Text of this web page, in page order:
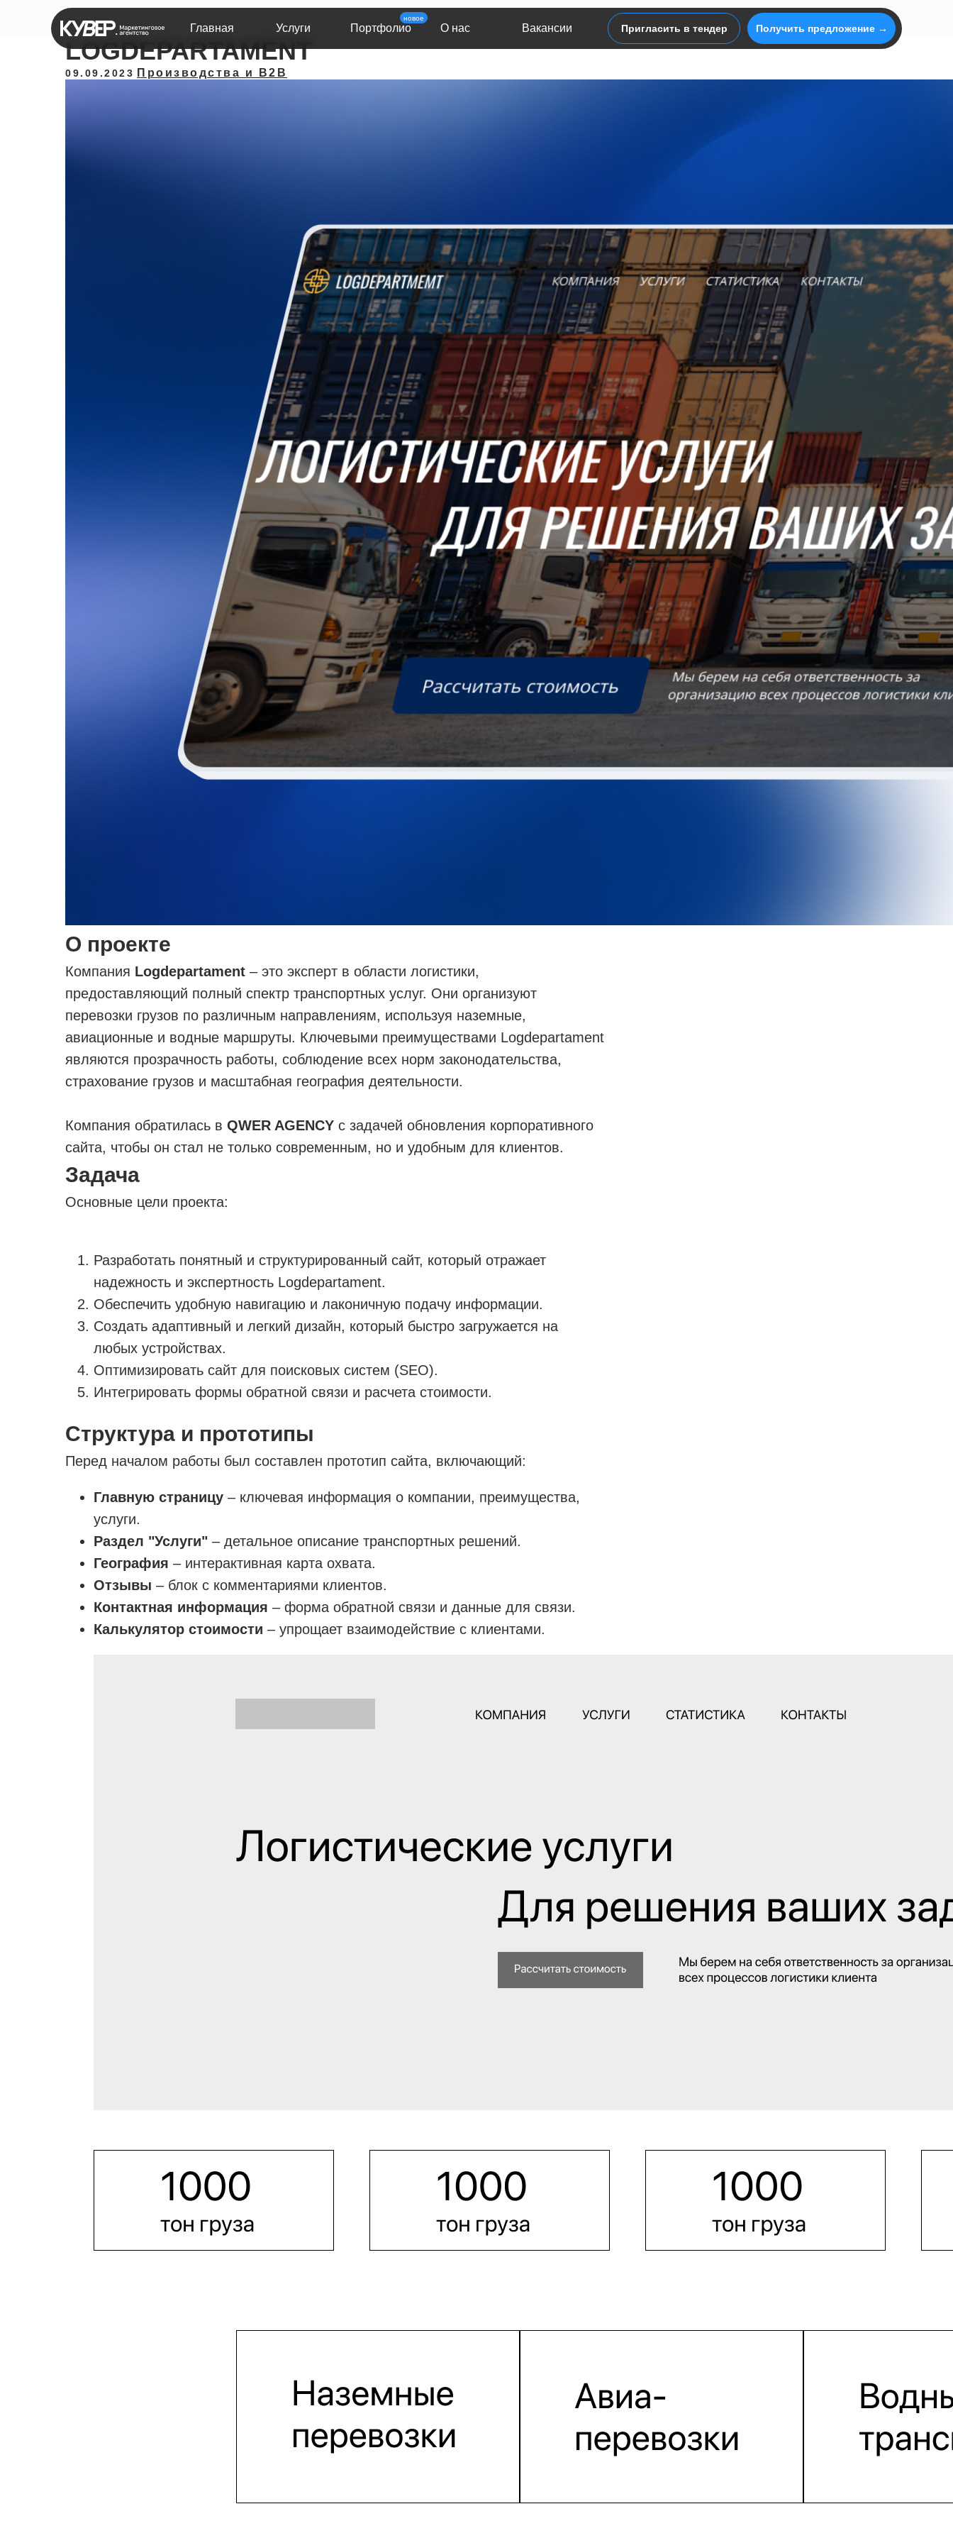
Получить предложение →
Пригласить в тендер
Услуги О нас
Портфолио Вакансии
Главная
новое
LOGDEPARTAMENT
09.09.2023 Производства и B2B
О проекте
Компания Logdepartament – это эксперт в области логистики,
предоставляющий полный спектр транспортных услуг. Они организуют
перевозки грузов по различным направлениям, используя наземные,
авиационные и водные маршруты. Ключевыми преимуществами Logdepartament
являются прозрачность работы, соблюдение всех норм законодательства,
страхование грузов и масштабная география деятельности.
Компания обратилась в QWER AGENCY с задачей обновления корпоративного
сайта, чтобы он стал не только современным, но и удобным для клиентов.
Задача
Основные цели проекта:
Разработать понятный и структурированный сайт, который отражает
надежность и экспертность Logdepartament.
Обеспечить удобную навигацию и лаконичную подачу информации.
Создать адаптивный и легкий дизайн, который быстро загружается на
любых устройствах.
Оптимизировать сайт для поисковых систем (SEO).
Интегрировать формы обратной связи и расчета стоимости.
Структура и прототипы
Перед началом работы был составлен прототип сайта, включающий:
Главную страницу – ключевая информация о компании, преимущества,
услуги.
Раздел "Услуги" – детальное описание транспортных решений.
География – интерактивная карта охвата.
Отзывы – блок с комментариями клиентов.
Контактная информация – форма обратной связи и данные для связи.
Калькулятор стоимости – упрощает взаимодействие с клиентами.